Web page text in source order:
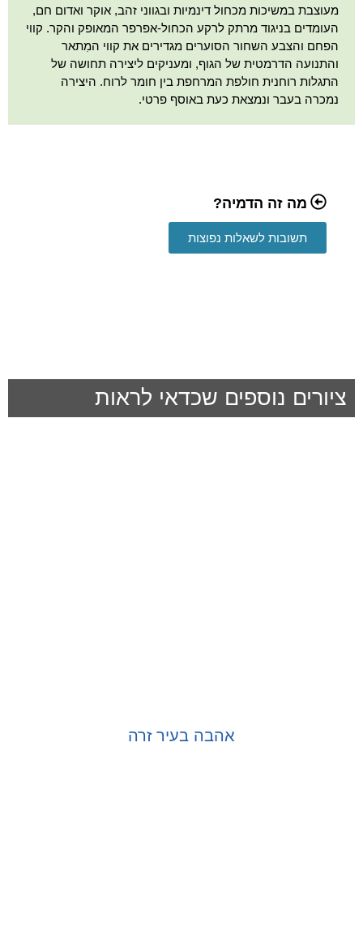
מעוצבת במשיכות מכחול דינמיות ובגווני זהב, אוקר ואדום חם,
העומדים בניגוד מרתק לרקע הכחול-אפרפר המאופק והקר. קווי
הפחם והצבע השחור הסוערים מגדירים את קווי המִתאר
והתנועה הדרמטית של הגוף, ומעניקים ליצירה תחושה של
התגלות רוחנית חולפת המרחפת בין חומר לרוח. היצירה
נמכרה בעבר ונמצאת כעת באוסף פרטי.
מה זה הדמיה?
תשובות לשאלות נפוצות
ציורים נוספים שכדאי לראות
אהבה בעיר זרה